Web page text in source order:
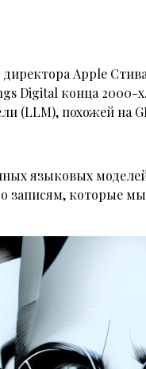
Apple
Digital конца 2000-
(LLM), похожей на
языковых
записям, которые